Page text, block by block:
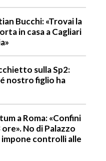
Bucchi: «Trovai la
in casa a Cagliari
sulla Sp2:
nostro figlio ha
a Roma: «Confini
No di Palazzo
impone controlli alle